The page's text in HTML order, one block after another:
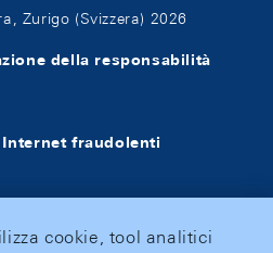
Zurigo (Svizzera) 2026
della responsabilità
fraudolenti
cookie, tool analitici